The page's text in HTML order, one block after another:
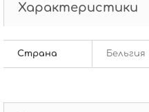
Характеристики
Страна Бельгия